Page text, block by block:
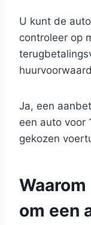
U kunt de
controleer op
Ja, een
een auto voor
gekozen
om een